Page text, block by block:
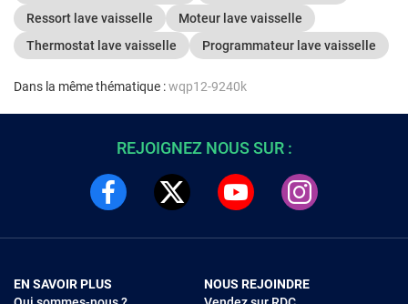
Ressort lave vaisselle
Moteur lave vaisselle
Thermostat lave vaisselle
Programmateur lave vaisselle
Dans la même thématique :wqp12-9240k
REJOIGNEZ NOUS SUR :
EN SAVOIR PLUS
NOUS REJOINDRE